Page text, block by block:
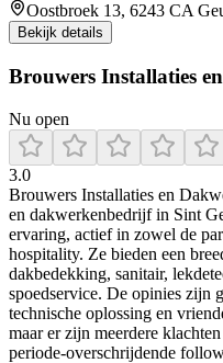
Oostbroek 13, 6243 CA
Bekijk details
Brouwers Installaties
Nu open
3.0
Brouwers Installaties en
en dakwerkenbedrijf in Sint
ervaring, actief in zowel de
hospitality. Ze bieden een
dakbedekking, sanitair,
spoedservice. De opinies zijn
technische oplossing en
maar er zijn meerdere
periode-overschrijdende